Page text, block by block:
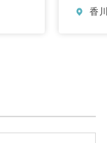
内
香